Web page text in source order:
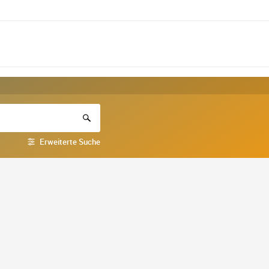
Erweiterte Suche